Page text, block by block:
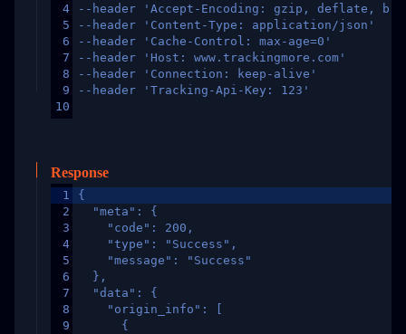
4
5
6
7
8
9
10
--header 'Accept-Encoding: gzip, deflate,
--header 'Content-Type: application/json'
--header 'Cache-Control: max-age=0'
--header 'Host: www.trackingmore.com'
--header 'Connection: keep-alive'
--header 'Tracking-Api-Key: 123'
Response
1
2
3
4
5
6
7
8
9
{
  "meta": {
    "code": 200,
    "type": "Success",
    "message": "Success"
  },
  "data": {
    "origin_info": [
      {